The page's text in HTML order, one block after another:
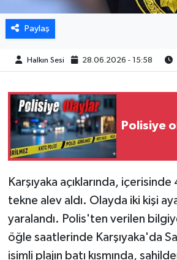
Paylaş
Halkın Sesi 28.06.2026 - 15:58
Polisiye
Karşıyaka açıklarında,
tekne alev aldı. Olayda iki kişi
yaralandı. Polis'ten verilen
öğle saatlerinde Karşıyaka'da
isimli plajın batı kısmında,